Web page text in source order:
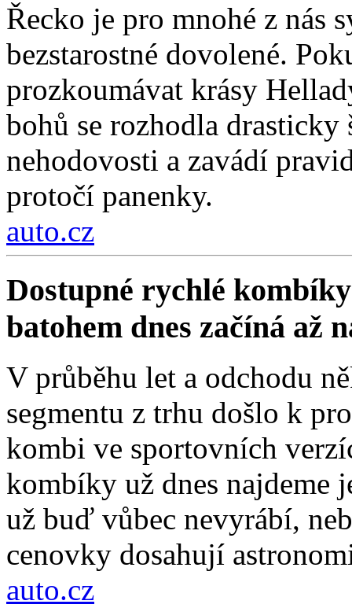
Řecko je pro mnohé z nás
bezstarostné dovolené.
prozkoumávat krásy
bohů se rozhodla
nehodovosti a zavádí
protočí panenky.
auto.cz
Dostupné rychlé
batohem dnes začíná až
V průběhu let a odchodu
segmentu z trhu došlo k
kombi ve sportovních
kombíky už dnes najdeme
už buď vůbec nevyrábí,
cenovky dosahují
auto.cz